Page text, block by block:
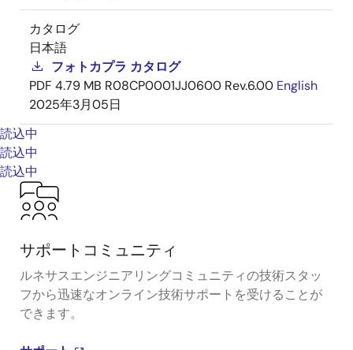
カタログ
日本語
フォトカプラ カタログ
PDF 4.79 MB R08CP0001JJ0600 Rev.6.00 English
2025年3月05日
読込中
読込中
読込中
サポートコミュニティ
ルネサスエンジニアリングコミュニティの技術スタッ
フから迅速なオンライン技術サポートを受けることが
できます。